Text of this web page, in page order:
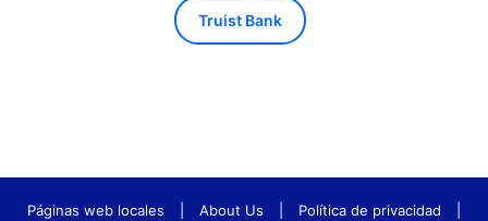
Truist Bank
Páginas web locales About Us Política de privacidad